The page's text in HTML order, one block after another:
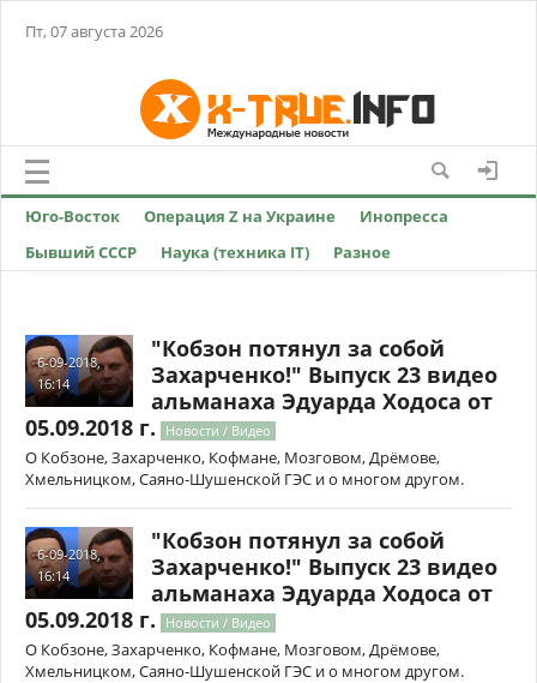
Пт, 07 августа 2026
Юго-Восток Операция Z на Украине
Инопресса
Бывший СССР
Наука (техника IT) Разное
6-09-2018,
16:14
"Кобзон потянул за собой
Захарченко!" Выпуск 23 видео
альманаха Эдуарда Ходоса от
05.09.2018 г.
Новости / Видео
О Кобзоне, Захарченко, Кофмане, Мозговом, Дрёмове,
Хмельницком, Саяно-Шушенской ГЭС и о многом другом.
6-09-2018,
16:14
"Кобзон потянул за собой
Захарченко!" Выпуск 23 видео
альманаха Эдуарда Ходоса от
05.09.2018 г.
Новости / Видео
О Кобзоне, Захарченко, Кофмане, Мозговом, Дрёмове,
Хмельницком, Саяно-Шушенской ГЭС и о многом другом.